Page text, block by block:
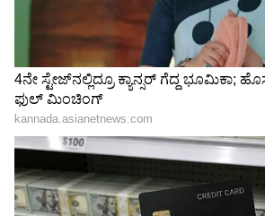
Related Articles
Makeover Hacks: ನಿಮ್ಮ ಹಳೆಯ ಫ್ರಿಡ್ಜ್
ಮಾಡಲು 3 ಸುಲಭ ಸೂಪರ್ ಐಡಿಯಾಗಳು
ಕರೆಂಟ್ ಬಿಲ್ ಏಕಾಏಕಿ ಜಾಸ್ತಿಯಾಗಿದೆಯಾ?